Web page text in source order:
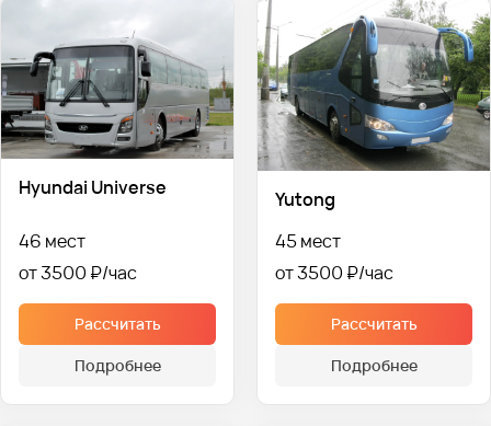
Hyundai Universe
46 мест
от 3500 ₽
Рассчитать
Подробнее
Yutong
45 мест
от 3500 ₽
Рассчитать
Подробнее